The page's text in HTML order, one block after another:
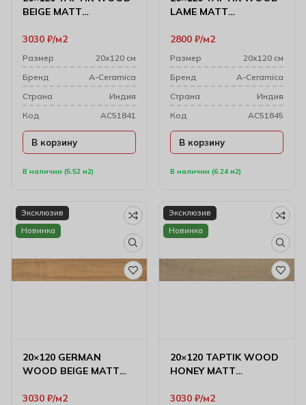
BEIGE MATT
В наличии (5.52 м2)
3030 ₽ м2
Размер
20х120 см
Бренд
A-Ceramica
Cтрана
Индия
Код
AC51841
В корзину
LAME MATT
В наличии (6.24 м2)
2800 ₽ м2
Размер
20х120 см
Бренд
A-Ceramica
Cтрана
Индия
Код
AC51845
В корзину
Эксклюзив
Новинка
20×120 GERMAN
WOOD BEIGE MATT
3030 ₽ м2
Эксклюзив
Новинка
20×120 TAPTIK WOOD
HONEY MATT
3030 ₽ м2